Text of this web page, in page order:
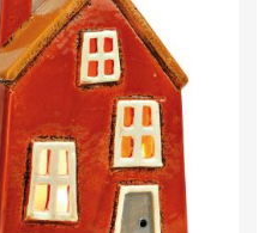
2000 Spezial für Petunien
unbedingt vermieden werden sollte